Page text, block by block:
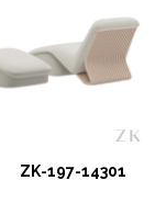
ZK-197-14301